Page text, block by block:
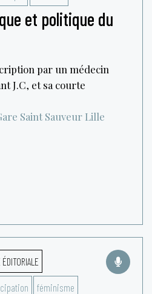
et politique du
par un médecin
J.C, et sa courte
Saint Sauveur Lille
féminisme